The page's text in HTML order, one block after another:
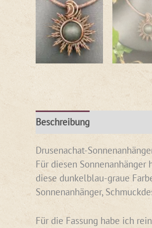
Beschreibung
Drusenachat-
Für diesen
diese dunkelblau-graue
Sonnenanhänger,
Für die Fassung habe ich